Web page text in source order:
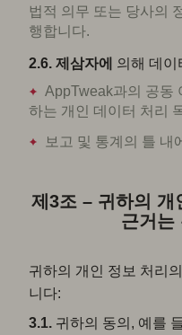
법적 의무 또는 당사의
행합니다.
2.6. 제삼자에
의해 데이
AppTweak과의 공동
하는 개인 데이터 처리
보고 및 통계의 틀 내
제3조 – 귀하의 개
근거는
귀하의 개인 정보 처리
니다:
3.1. 귀하의 동의, 예를